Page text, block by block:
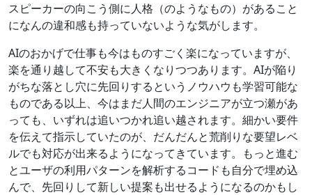
スピーカーの向こう側に人格（のようなもの）があること
になんの違和感も持っていないような気がします。
AIのおかげで仕事も今はものすごく楽になっていますが、
楽を通り越して不安も大きくなりつつあります。AIが陥り
がちな落とし穴に先回りするというノウハウも学習可能な
ものである以上、今はまだ人間のエンジニアが立つ瀬があ
っても、いずれは追いつかれ追い越されます。細かい要件
を伝えて指示していたのが、だんだんと荒削りな要望レベ
ルでも対応が出来るようになってきています。もっと進む
とユーザの利用パターンを解析するコードも自分で埋め込
んで、先回りして新しい提案も出せるようになるのかもし